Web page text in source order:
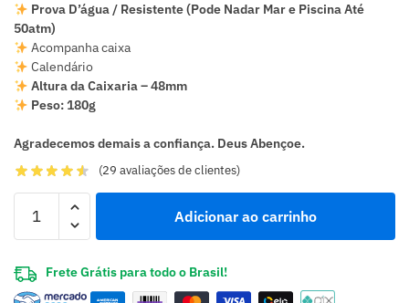
Prova D’água / Resistente (Pode Nadar Mar e Piscina Até
50atm)
Acompanha caixa
Calendário
Altura da Caixaria – 48mm
Peso: 180g
Agradecemos demais a confiança. Deus Abençoe.
(29 avaliações de clientes)
Adicionar ao carrinho
Frete Grátis para todo o Brasil!